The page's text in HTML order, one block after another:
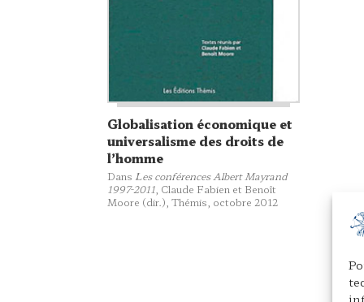
Globalisation économique et
universalisme des droits de
l’homme
Dans Les conférences Albert Mayrand
1997-2011, Claude Fabien et Benoît
Moore (dir.), Thémis, octobre 2012